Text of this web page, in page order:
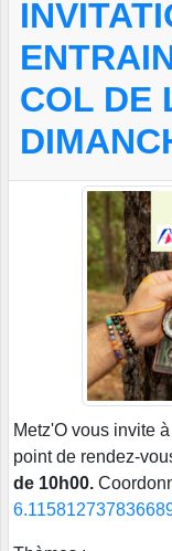
COL DE
Metz'O vous invite
point de rendez-
de 10h00.